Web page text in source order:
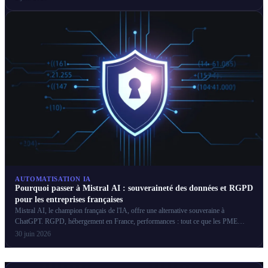
AUTOMATISATION IA
Pourquoi passer à Mistral AI : souveraineté des données et RGPD
pour les entreprises françaises
Mistral AI, le champion français de l'IA, offre une alternative souveraine à
ChatGPT. RGPD, hébergement en France, performances : tout ce que les PME
françaises doivent savoir.
30 juin 2026